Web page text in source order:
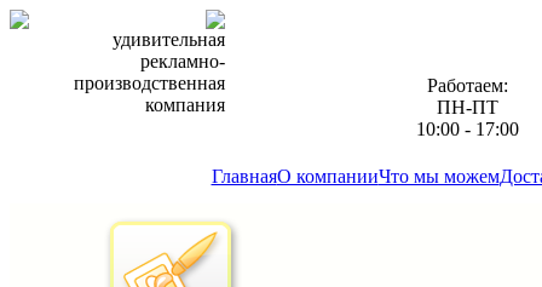
удивительная
рекламно-
производственная
компания
Работаем:
ПН-ПТ
10:00 - 17:00
ГлавнаяО компанииЧто мы можем